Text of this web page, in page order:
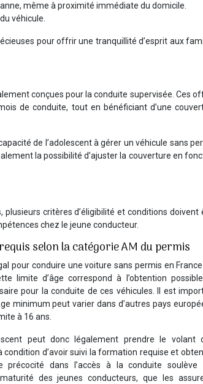
même à proximité immédiate du domicile.
véhicule.
pour offrir une tranquillité d’esprit aux
conçues pour la conduite supervisée. Ces
de conduite, tout en bénéficiant d’une
de l’adolescent à gérer un véhicule sans
la possibilité d’ajuster la couverture en
critères d’éligibilité et conditions doivent
chez le jeune conducteur.
selon la catégorie AM du permis
pour conduire une voiture sans permis en
limite d’âge correspond à l’obtention
pour la conduite de ces véhicules. Il est
minimum peut varier dans d’autres pays
à 16 ans.
peut donc légalement prendre le volant
condition d’avoir suivi la formation requise et
précocité dans l’accès à la conduite soulève
des jeunes conducteurs, que les